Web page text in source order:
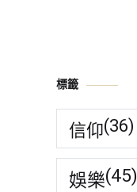
標籤
信仰(36)
娛樂(45)